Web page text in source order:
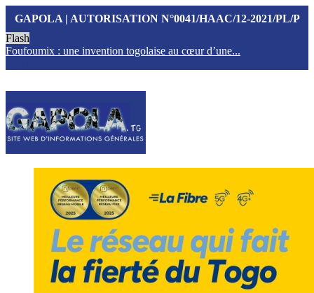
GAPOLA | AUTORISATION N°0041/HAAC/12-2021/PL/P
Flash
Foufoumix : une invention togolaise au cœur d’une...